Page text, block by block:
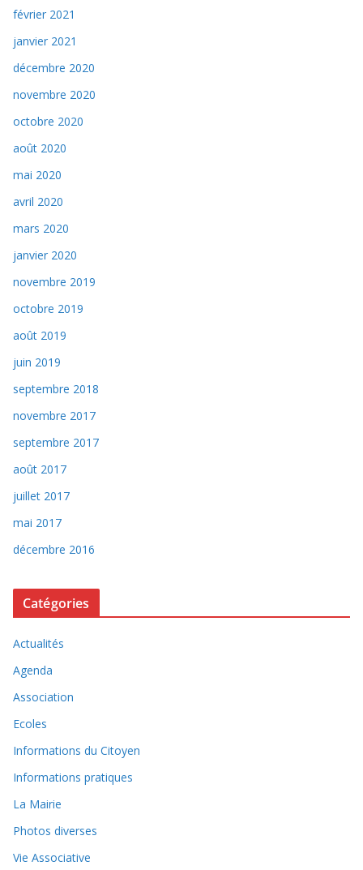
février 2021
janvier 2021
décembre 2020
novembre 2020
octobre 2020
août 2020
mai 2020
avril 2020
mars 2020
janvier 2020
novembre 2019
octobre 2019
août 2019
juin 2019
septembre 2018
novembre 2017
septembre 2017
août 2017
juillet 2017
mai 2017
décembre 2016
Catégories
Actualités
Agenda
Association
Ecoles
Informations du Citoyen
Informations pratiques
La Mairie
Photos diverses
Vie Associative